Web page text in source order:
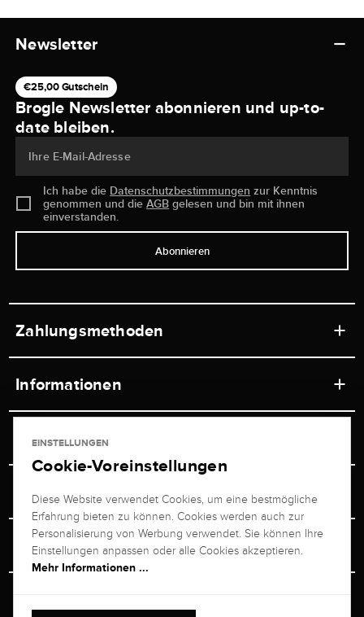
Newsletter
€25,00 Gutschein
Brogle Newsletter abonnieren und up-to-
date bleiben.
Ihre E-Mail-Adresse
Ich habe die Datenschutzbestimmungen zur Kenntnis
genommen und dieAGB gelesen und bin mit ihnen
einverstanden.
Abonnieren
Zahlungsmethoden
Informationen
Ladengeschäft
Versand & Zahlung
Ratgeber
Service
Newsletterabmeldung
Retouren-Service
Vertrag Widerrufen
Juwelier Brogle
Über uns
Unternehmen
Persönlicher Berater
EINSTELLUNGEN
Cookie-Voreinstellungen
Diese Website verwendet Cookies, um eine bestmögliche
Erfahrung bieten zu können. Cookies werden auch zur
Personalisierung von Werbung verwendet. Sie können Ihre
Einstellungen anpassen oder alle Cookies akzeptieren.
Mehr Informationen ...